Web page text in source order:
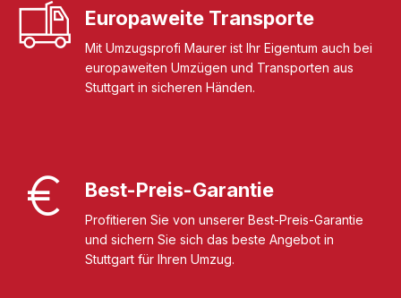
Europaweite Transporte
Mit Umzugsprofi Maurer ist Ihr Eigentum auch bei
europaweiten Umzügen und Transporten aus
Stuttgart in sicheren Händen.
Best-Preis-Garantie
Profitieren Sie von unserer Best-Preis-Garantie
und sichern Sie sich das beste Angebot in
Stuttgart für Ihren Umzug.